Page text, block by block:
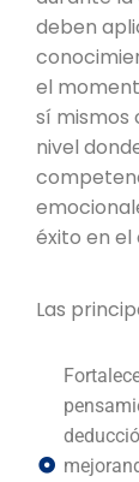
deben
el
sí mismos
nivel
éxito en el
Las